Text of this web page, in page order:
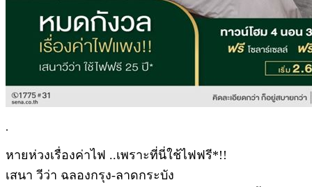
.
หายห่วงเรื่องค่าไฟ ..เพราะที่นี่ใช้ไฟฟรี*!!
เสนา วีว่า ฉลองกรุง-ลาดกระบัง